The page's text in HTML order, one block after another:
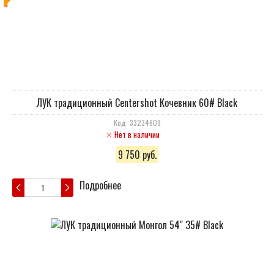
ЛУК традиционный Centershot Кочевник 60# Black
Код: 33234609
Нет в наличии
9 750 руб.
Подробнее